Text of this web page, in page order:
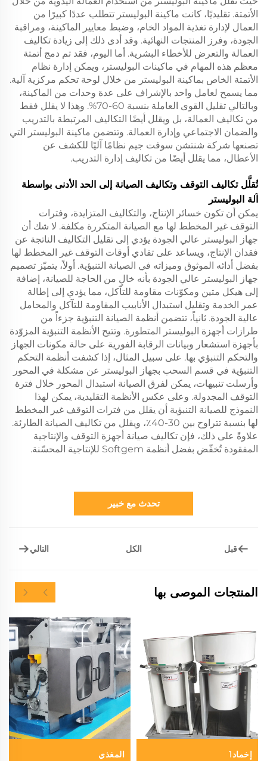
الأتمتة. تقليديًا، كانت ماكينة البوليستر تتطلب عددًا كبيرًا من
العمال لإدارة تغذية المواد الخام، وضبط معايير الماكينة، ومراقبة
الجودة، وفرز المنتجات النهائية. وقد أدى ذلك إلى زيادة تكاليف
العمالة والتعرض للأخطاء البشرية. أما اليوم، فقد تم دمج أتمتة
معظم هذه المهام في ماكينات البوليستر، ويمكن إدارة نظام
الأتمتة الخاص بماكينة البوليستر من خلال لوحة تحكم مركزية آلية.
مما يسمح لعامل واحد بالإشراف على عدة وحدات من الماكينة،
وبالتالي تقليل القوى العاملة بنسبة 60-70%. وهذا لا يقلل فقط
من تكاليف العمالة، بل ويقلل أيضًا التكاليف المرتبطة بالتدريب
والضمان الاجتماعي وإدارة العمالة. وتتضمن ماكينة البوليستر التي
تصنعها شركة شنتشن سوفت جيم نظامًا آليًا للكشف عن
الأعطال، مما يقلل أيضًا من تكاليف إدارة التدريب.
تُقلَّل تكاليف التوقف وتكاليف الصيانة إلى الحد الأدنى بواسطة
آلة البوليستر
يمكن أن تكون خسائر الإنتاج، والتكاليف المتزايدة، وفترات
التوقف غير المخطط لها مع الصيانة المتكررة مكلفة. لا شك أن
جهاز البوليستر عالي الجودة يؤدي إلى تقليل التكاليف الناتجة عن
فقدان الإنتاج، ويساعد على تفادي أوقات التوقف غير المخطط لها
بفضل أدائه الموثوق وميزاته في الصيانة التنبؤية. أولاً، يتميّز تصميم
جهاز البوليستر عالي الجودة بأنه خالٍ من الحاجة للصيانة، إضافة
إلى هيكل متين ومكوّنات مقاومة للتآكل، مما يؤدي إلى إطالة
عمر الخدمة وتقليل استبدال الأنابيب المقاومة للتآكل والمحامل
عالية الجودة. ثانياً، تتضمن أنظمة الصيانة التنبؤية جزءاً من
طرازات أجهزة البوليستر المتطورة. وتتيح الأنظمة التنبؤية المزوّدة
بأجهزة استشعار وبيانات الرقابة الفورية على حالة مكونات الجهاز
والتحكم التنبؤي بها. على سبيل المثال، إذا كشفت أنظمة التحكم
التنبؤية في قسم السحب بجهاز البوليستر عن مشكلة في المحور
وأرسلت تنبيهات، يمكن لفرق الصيانة استبدال المحور خلال فترة
التوقف المجدولة. وعلى عكس الأنظمة التقليدية، يمكن لهذا
النموذج للصيانة التنبؤية أن يقلل من فترات التوقف غير المخطط
لها بنسبة تتراوح بين 30-40٪، ويقلل من تكاليف الصيانة الطارئة.
علاوةً على ذلك، فإن تكاليف صيانة أجهزة التوقف والإنتاجية
المفقودة تُخفّض بفضل أنظمة Softgem للإنتاجية المحسّنة.
تحدث مع خبير
قبل الكل التالي
المنتجات الموصى بها
إخماد1 المغذي